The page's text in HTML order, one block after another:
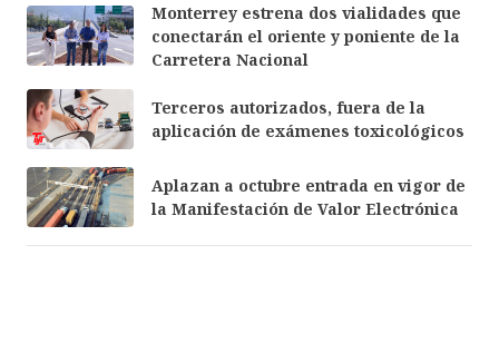
Monterrey estrena dos vialidades que
conectarán el oriente y poniente de la
Carretera Nacional
Terceros autorizados, fuera de la
aplicación de exámenes toxicológicos
Aplazan a octubre entrada en vigor de
la Manifestación de Valor Electrónica